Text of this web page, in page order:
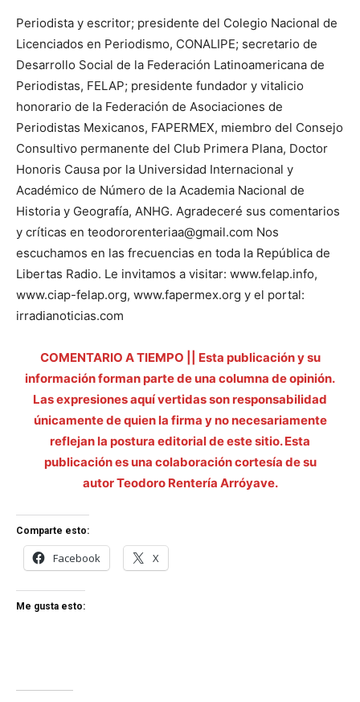
Periodista y escritor; presidente del Colegio Nacional de
Licenciados en Periodismo, CONALIPE; secretario de
Desarrollo Social de la Federación Latinoamericana de
Periodistas, FELAP; presidente fundador y vitalicio
honorario de la Federación de Asociaciones de
Periodistas Mexicanos, FAPERMEX, miembro del Consejo
Consultivo permanente del Club Primera Plana, Doctor
Honoris Causa por la Universidad Internacional y
Académico de Número de la Academia Nacional de
Historia y Geografía, ANHG. Agradeceré sus comentarios
y críticas en teodororenteriaa@gmail.com Nos
escuchamos en las frecuencias en toda la República de
Libertas Radio. Le invitamos a visitar: www.felap.info,
www.ciap-felap.org, www.fapermex.org y el portal:
irradianoticias.com
COMENTARIO A TIEMPO || Esta publicación y su
información forman parte de una columna de opinión.
Las expresiones aquí vertidas son responsabilidad
únicamente de quien la firma y no necesariamente
reflejan la postura editorial de este sitio. Esta
publicación es una colaboración cortesía de su
autor Teodoro Rentería Arróyave.
Comparte esto:
Facebook X
Me gusta esto: